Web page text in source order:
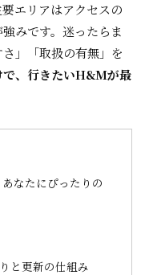
エリアはアクセスの
みです。迷ったらま
」「取扱の有無」を
で、行きたいH&Mが最
なたにぴったりの
と更新の仕組み